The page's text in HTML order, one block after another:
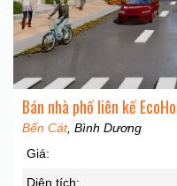
Bán nhà phố liên kế
Bến Cát, Bình Dương
Giá:
Diện tích: